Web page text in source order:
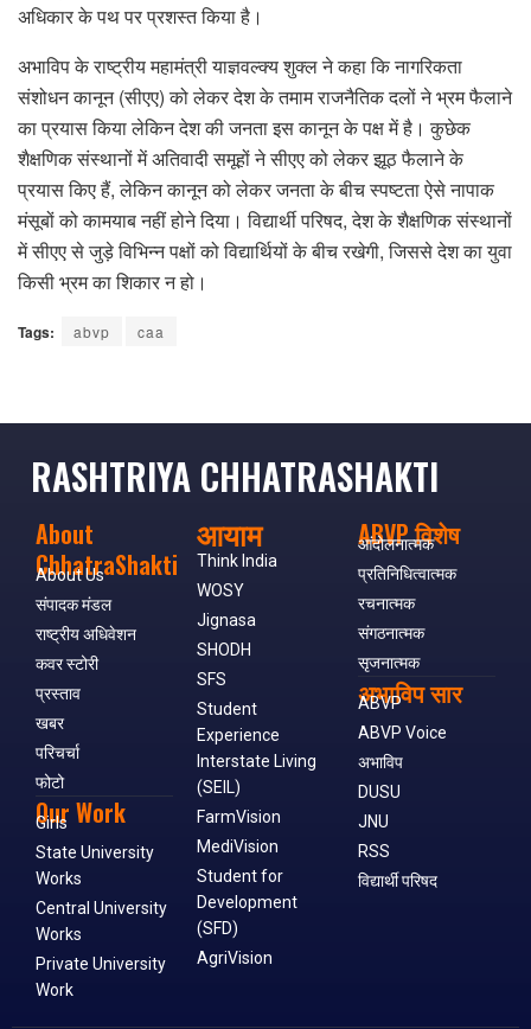
अधिकार के पथ पर प्रशस्त किया है।
अभाविप के राष्ट्रीय महामंत्री याज्ञवल्क्य शुक्ल ने कहा कि नागरिकता
संशोधन कानून (सीएए) को लेकर देश के तमाम राजनैतिक दलों ने भ्रम फैलाने
का प्रयास किया लेकिन देश की जनता इस कानून के पक्ष में है। कुछेक
शैक्षणिक संस्थानों में अतिवादी समूहों ने सीएए को लेकर झूठ फैलाने के
प्रयास किए हैं, लेकिन कानून को लेकर जनता के बीच स्पष्टता ऐसे नापाक
मंसूबों को कामयाब नहीं होने दिया। विद्यार्थी परिषद, देश के शैक्षणिक संस्थानों
में सीएए से जुड़े विभिन्न पक्षों को विद्यार्थियों के बीच रखेगी, जिससे देश का युवा
किसी भ्रम का शिकार न हो।
Tags: abvp caa
RASHTRIYA CHHATRASHAKTI
About
ChhatraShakti
About Us
संपादक मंडल
राष्ट्रीय अधिवेशन
कवर स्टोरी
प्रस्ताव
खबर
परिचर्चा
फोटो
Our Work
Girls
State University
Works
Central University
Works
Private University
Work
आयाम
Think India
WOSY
Jignasa
SHODH
SFS
Student
Experience
Interstate Living
(SEIL)
FarmVision
MediVision
Student for
Development
(SFD)
AgriVision
ABVP विशेष
आंदोलनात्मक
प्रतिनिधित्वात्मक
रचनात्मक
संगठनात्मक
सृजनात्मक
अभाविप सार
ABVP
ABVP Voice
अभाविप
DUSU
JNU
RSS
विद्यार्थी परिषद